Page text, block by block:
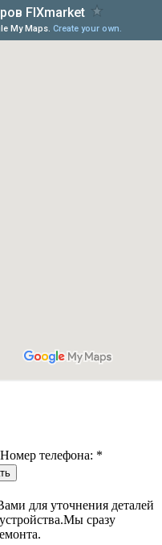
Номер телефона: *
для уточнения деталей
Мы сразу